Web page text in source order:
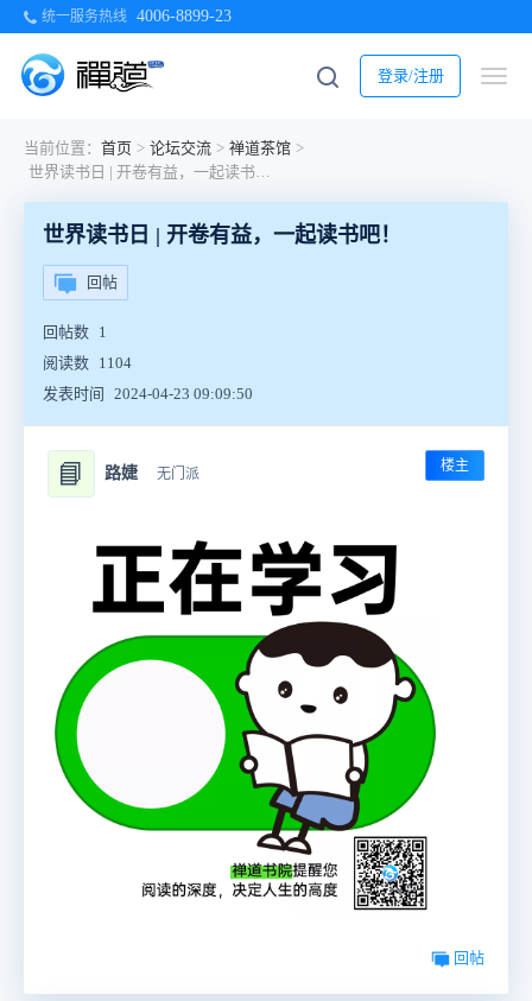
统一服务热线 4006-8899-23
登录/注册
当前位置： 首页 > 论坛交流 > 禅道茶馆 >
世界读书日 | 开卷有益，一起读书吧！
世界读书日 | 开卷有益，一起读书吧！
回帖
回帖数 1
阅读数 1104
发表时间
2024-04-23 09:09:50
📘 路婕 无门派 楼主
回帖